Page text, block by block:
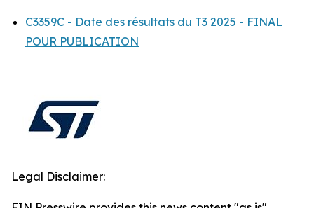
C3359C - Date des résultats du T3 2025 - FINAL
POUR PUBLICATION
Legal Disclaimer: